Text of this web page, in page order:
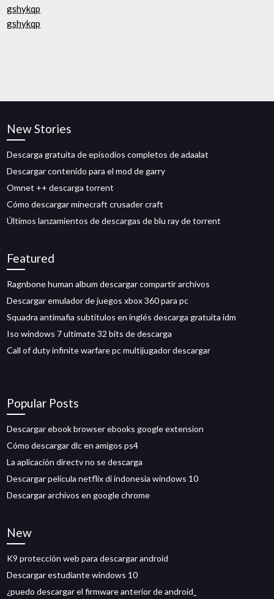
gshykqp
gshykqp
New Stories
Descarga gratuita de episodios completos de adaalat
Descargar contenido para el mod de garry
Omnet ++ descarga torrent
Cómo descargar minecraft crusader craft
Últimos lanzamientos de descargas de blu ray de torrent
Featured
Ragnbone human album descargar compartir archivos
Descargar emulador de juegos xbox 360 para pc
Squadra antimafia subtítulos en inglés descarga gratuita idm
Iso windows 7 ultimate 32 bits de descarga
Call of duty infinite warfare pc multijugador descargar
Popular Posts
Descargar ebook browser ebooks google extension
Cómo descargar dlc en amigos ps4
La aplicación directv no se descarga
Descargar película netflix di indonesia windows 10
Descargar archivos en google chrome
New
K9 protección web para descargar android
Descargar estudiante windows 10
¿puedo descargar el firmware anterior de android_